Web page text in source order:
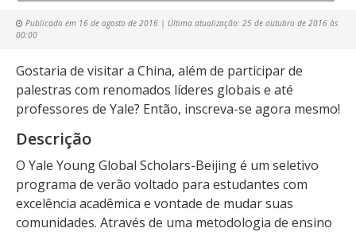
Publicado em 16 de agosto de 2016 | Última atualização: 25 de outubro de 2016 às
00:00
Gostaria de visitar a China, além de participar de
palestras com renomados líderes globais e até
professores de Yale? Então, inscreva-se agora mesmo!
Descrição
O Yale Young Global Scholars-Beijing é um seletivo
programa de verão voltado para estudantes com
excelência acadêmica e vontade de mudar suas
comunidades. Através de uma metodologia de ensino